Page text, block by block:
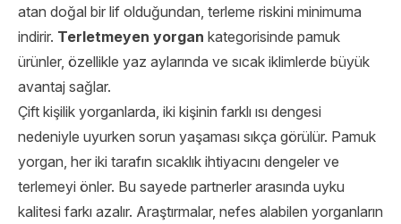
atan doğal bir lif olduğundan, terleme riskini minimuma
indirir. Terletmeyen yorgan kategorisinde pamuk
ürünler, özellikle yaz aylarında ve sıcak iklimlerde büyük
avantaj sağlar.
Çift kişilik yorganlarda, iki kişinin farklı ısı dengesi
nedeniyle uyurken sorun yaşaması sıkça görülür. Pamuk
yorgan, her iki tarafın sıcaklık ihtiyacını dengeler ve
terlemeyi önler. Bu sayede partnerler arasında uyku
kalitesi farkı azalır. Araştırmalar, nefes alabilen yorganların